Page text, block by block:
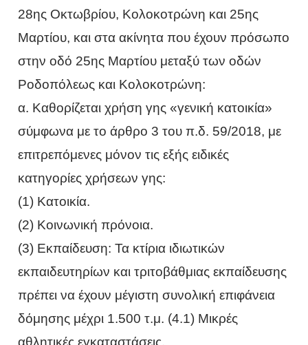
28ης Οκτωβρίου, Κολοκοτρώνη και 25ης
Μαρτίου, και στα ακίνητα που έχουν πρόσωπο
στην οδό 25ης Μαρτίου μεταξύ των οδών
Ροδοπόλεως και Κολοκοτρώνη:
α. Καθορίζεται χρήση γης «γενική κατοικία»
σύμφωνα με το άρθρο 3 του π.δ. 59/2018, με
επιτρεπόμενες μόνον τις εξής ειδικές
κατηγορίες χρήσεων γης:
(1) Κατοικία.
(2) Κοινωνική πρόνοια.
(3) Εκπαίδευση: Τα κτίρια ιδιωτικών
εκπαιδευτηρίων και τριτοβάθμιας εκπαίδευσης
πρέπει να έχουν μέγιστη συνολική επιφάνεια
δόμησης μέχρι 1.500 τ.μ. (4.1) Μικρές
αθλητικές εγκαταστάσεις.